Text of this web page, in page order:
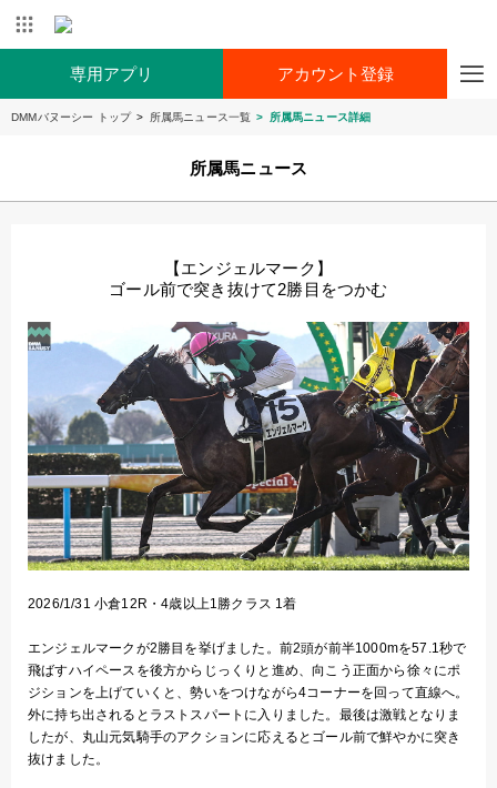
専用アプリ アカウント登録
DMMバヌーシー トップ 所属馬ニュース一覧 所属馬ニュース詳細
所属馬ニュース
【エンジェルマーク】
ゴール前で突き抜けて2勝目をつかむ
2026/1/31 小倉12R・4歳以上1勝クラス 1着
エンジェルマークが2勝目を挙げました。前2頭が前半1000mを57.1秒で
飛ばすハイペースを後方からじっくりと進め、向こう正面から徐々にポ
ジションを上げていくと、勢いをつけながら4コーナーを回って直線へ。
外に持ち出されるとラストスパートに入りました。最後は激戦となりま
したが、丸山元気騎手のアクションに応えるとゴール前で鮮やかに突き
抜けました。